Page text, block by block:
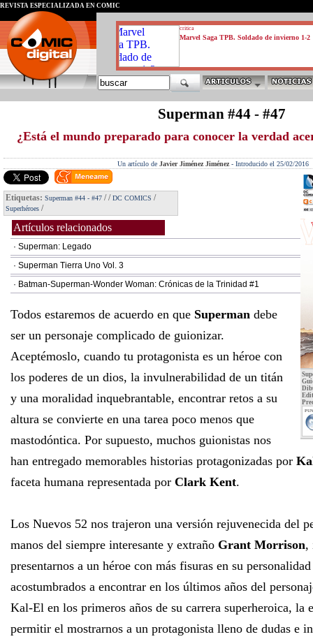
critica
Marvel Saga TPB. Soldado de invierno 1-2
REVISTA ESPECIALIZADA EN CÓMIC
Superman #44 - #47
¿Está el mundo preparado para conocer la verdad
Un artículo de Javier Jiménez Jiménez- Introducido el 25/02/2016
Etiquetas: Superman #44 - #47 //DC COMICS /
Superhéroes /
Artículos relacionados
· Superman: Legado
· Superman Tierra Uno Vol. 3
· Batman-Superman-Wonder Woman: Crónicas de la Trinidad #1
Todos estaremos de acuerdo en que Superman debe
ser un personaje complicado de guionizar.
Aceptémoslo, cuando tu protagonista es un héroe con
los poderes de un dios, la invulnerabilidad de un titán
y una moralidad inquebrantable, encontrar retos a su
altura se convierte en una tarea poco menos que
mastodóntica. Por supuesto, muchos guionistas nos
han entregado memorables historias protagonizadas por
faceta humana representada por Clark Kent.
Los Nuevos 52 nos trajeron una versión rejuvenecida del
manos del siempre interesante y extraño Grant Morrison,
presentarnos a un héroe con más fisuras en su
acostumbrados a encontrar en los últimos años del
Kal-El en los primeros años de su carrera superheroica, la
permitir el mostrarnos a un protagonista lleno de dudas e